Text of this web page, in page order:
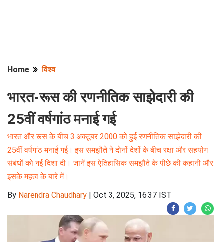
Home विश्व
भारत-रूस की रणनीतिक साझेदारी की
25वीं वर्षगांठ मनाई गई
भारत और रूस के बीच 3 अक्टूबर 2000 को हुई रणनीतिक साझेदारी की
25वीं वर्षगांठ मनाई गई। इस समझौते ने दोनों देशों के बीच रक्षा और सहयोग
संबंधों को नई दिशा दी। जानें इस ऐतिहासिक समझौते के पीछे की कहानी और
इसके महत्व के बारे में।
By Narendra Chaudhary | Oct 3, 2025, 16:37 IST